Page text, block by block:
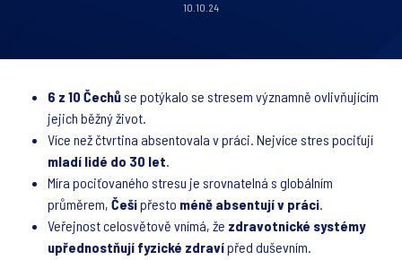
10.10.24
6 z 10 Čechů se potýkalo se stresem významně ovlivňujícím
jejich běžný život.
Více než čtvrtina absentovala v práci. Nejvíce stres pociťují
mladí lidé do 30 let.
Míra pociťovaného stresu je srovnatelná s globálním
průměrem, Češipřesto méně absentují v práci.
Veřejnost celosvětově vnímá, že zdravotnické systémy
upřednostňují fyzické zdravípřed duševním.